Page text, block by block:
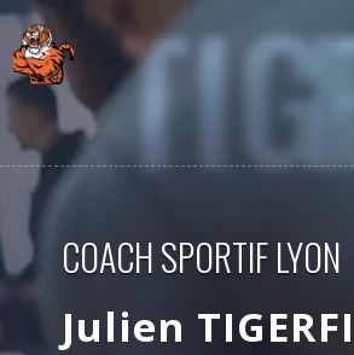
COACH SPORTIF LYON
Julien